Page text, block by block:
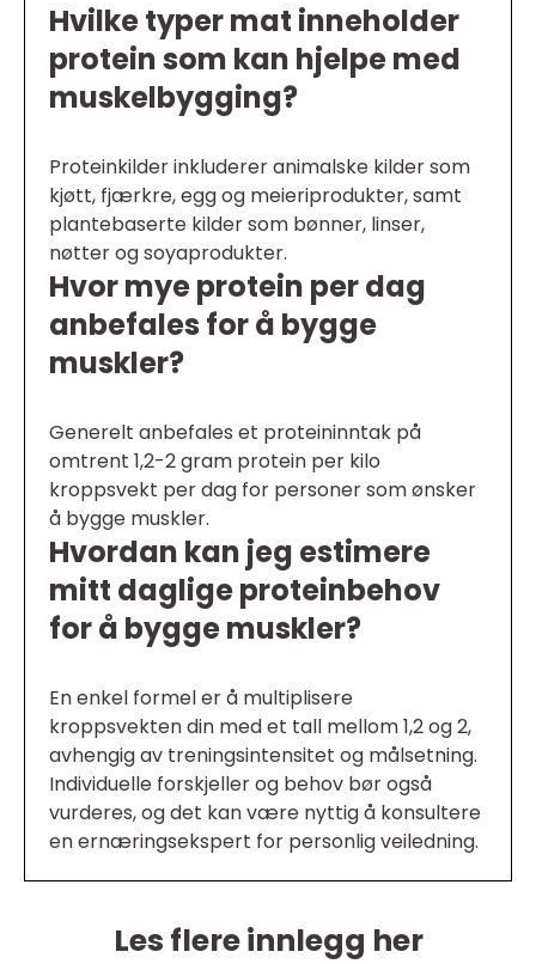
Hvilke typer mat inneholder
protein som kan hjelpe med
muskelbygging?
Proteinkilder inkluderer animalske kilder som
kjøtt, fjærkre, egg og meieriprodukter, samt
plantebaserte kilder som bønner, linser,
nøtter og soyaprodukter.
Hvor mye protein per dag
anbefales for å bygge
muskler?
Generelt anbefales et proteininntak på
omtrent 1,2-2 gram protein per kilo
kroppsvekt per dag for personer som ønsker
å bygge muskler.
Hvordan kan jeg estimere
mitt daglige proteinbehov
for å bygge muskler?
En enkel formel er å multiplisere
kroppsvekten din med et tall mellom 1,2 og 2,
avhengig av treningsintensitet og målsetning.
Individuelle forskjeller og behov bør også
vurderes, og det kan være nyttig å konsultere
en ernæringsekspert for personlig veiledning.
Les flere innlegg her